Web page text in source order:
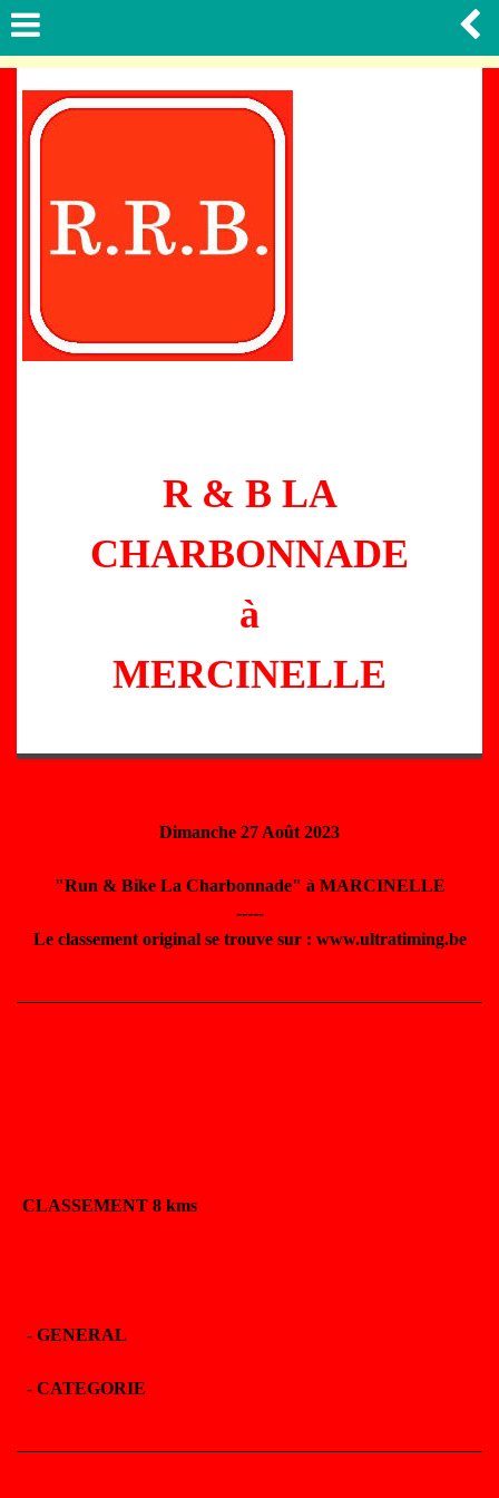
R & B LA
CHARBONNADE
à
MERCINELLE
Dimanche 27 Août 2023
"Run & Bike La Charbonnade" à MARCINELLE
-----
Le classement original se trouve sur : www.ultratiming.be
CLASSEMENT 8 kms
- GENERAL
- CATEGORIE